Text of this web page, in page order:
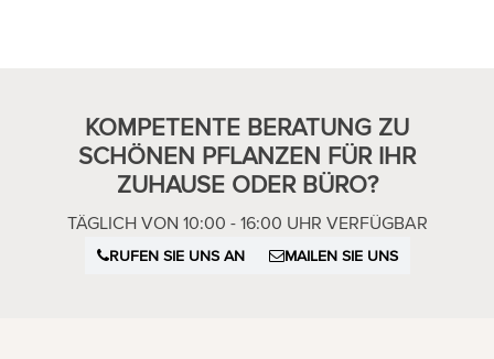
KOMPETENTE BERATUNG ZU
SCHÖNEN PFLANZEN FÜR IHR
ZUHAUSE ODER BÜRO?
TÄGLICH VON 10:00 - 16:00 UHR VERFÜGBAR
RUFEN SIE UNS AN MAILEN SIE UNS